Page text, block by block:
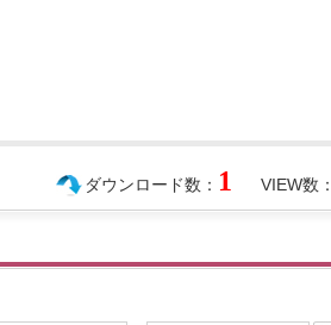
VIEW数：
ダウンロード数： 1